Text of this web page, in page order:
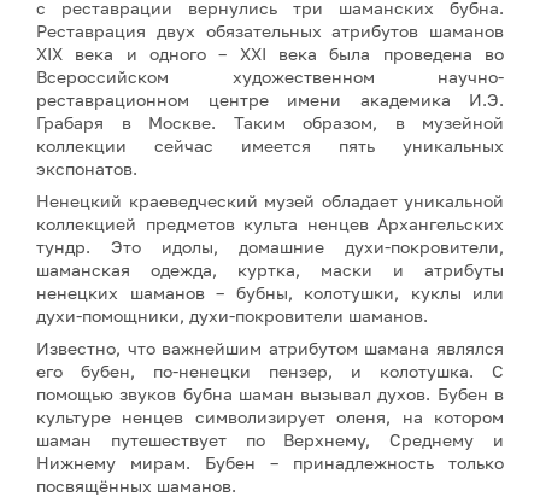
с реставрации вернулись три шаманских бубна.
Реставрация двух обязательных атрибутов шаманов
XIX века и одного – XXI века была проведена во
Всероссийском художественном научно-
реставрационном центре имени академика И.Э.
Грабаря в Москве. Таким образом, в музейной
коллекции сейчас имеется пять уникальных
экспонатов.
Ненецкий краеведческий музей обладает уникальной
коллекцией предметов культа ненцев Архангельских
тундр. Это идолы, домашние духи-покровители,
шаманская одежда, куртка, маски и атрибуты
ненецких шаманов – бубны, колотушки, куклы или
духи-помощники, духи-покровители шаманов.
Известно, что важнейшим атрибутом шамана являлся
его бубен, по-ненецки пензер, и колотушка. С
помощью звуков бубна шаман вызывал духов. Бубен в
культуре ненцев символизирует оленя, на котором
шаман путешествует по Верхнему, Среднему и
Нижнему мирам. Бубен – принадлежность только
посвящённых шаманов.